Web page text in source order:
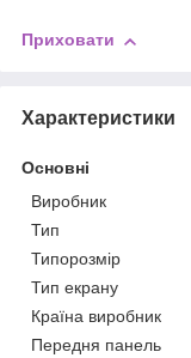
Приховати
Характеристики
Основні
Виробник
Тип
Типорозмір
Тип екрану
Країна виробник
Передня панель